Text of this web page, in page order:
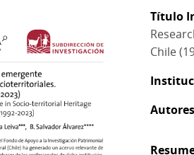
Título
Chile
Autores